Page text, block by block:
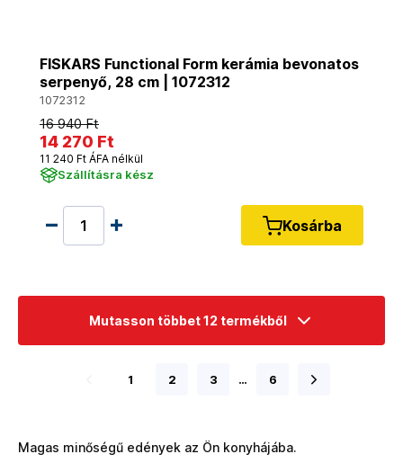
FISKARS Functional Form kerámia bevonatos
serpenyő, 28 cm | 1072312
1072312
16 940 Ft
14 270 Ft
11 240 Ft ÁFA nélkül
Szállításra kész
Kosárba
Mutasson többet 12 termékből
1 2 3 … 6
Magas minőségű edények az Ön konyhájába.